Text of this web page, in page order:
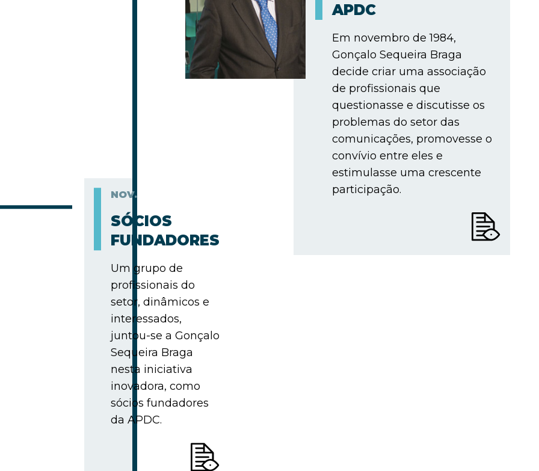
APDC
Em novembro de 1984,
Gonçalo Sequeira Braga
decide criar uma associação
de profissionais que
questionasse e discutisse os
problemas do setor das
comunicações, promovesse o
convívio entre eles e
estimulasse uma crescente
participação.
NOV.
SÓCIOS
FUNDADORES
Um grupo de
profissionais do
setor, dinâmicos e
interessados,
juntou-se a Gonçalo
Sequeira Braga
nesta iniciativa
inovadora, como
sócios fundadores
da APDC.